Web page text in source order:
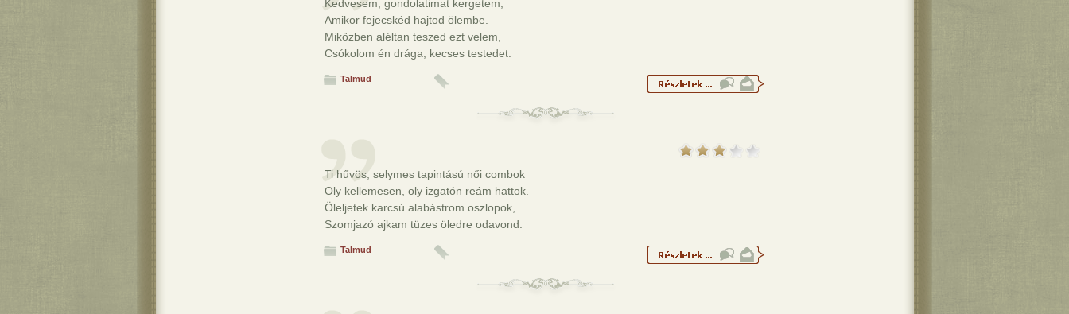
Kedvesem, gondolatimat kergetem,
Amikor fejecskéd hajtod ölembe.
Miközben aléltan teszed ezt velem,
Csókolom én drága, kecses testedet.
Talmud
Ti hűvös, selymes tapintású női combok
Oly kellemesen, oly izgatón reám hattok.
Öleljetek karcsú alabástrom oszlopok,
Szomjazó ajkam tüzes öledre odavond.
Talmud